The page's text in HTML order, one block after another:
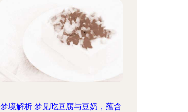
梦境解析 梦见吃豆腐与豆奶，蕴含